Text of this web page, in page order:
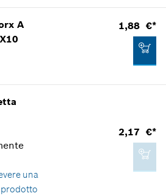
ricambio
al carrello
12
di ricambio
ricambio
A
1,88 €*
di ricambio
ricambio
una
2,17 €*